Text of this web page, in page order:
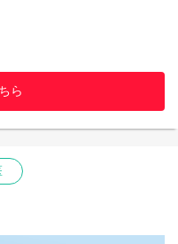
関連の資格取得者及び取
リーの上、
ら